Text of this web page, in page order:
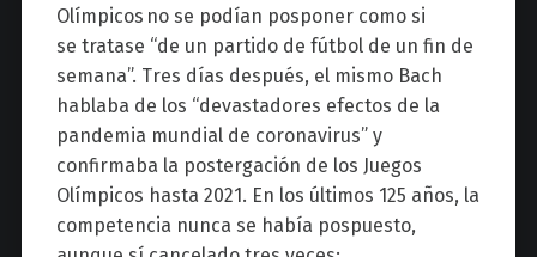
Olímpicos no se podían posponer como si
se tratase “de un partido de fútbol de un fin de
semana”. Tres días después, el mismo Bach
hablaba de los “devastadores efectos de la
pandemia mundial de coronavirus” y
confirmaba la postergación de los Juegos
Olímpicos hasta 2021. En los últimos 125 años, la
competencia nunca se había pospuesto,